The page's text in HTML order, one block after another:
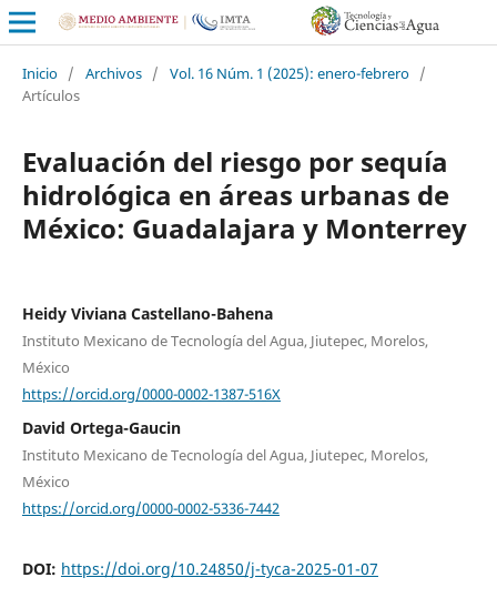
Inicio / Archivos / Vol. 16 Núm. 1 (2025): enero-febrero /
Artículos
Evaluación del riesgo por sequía
hidrológica en áreas urbanas de
México: Guadalajara y Monterrey
Heidy Viviana Castellano-Bahena
Instituto Mexicano de Tecnología del Agua, Jiutepec, Morelos,
México
https://orcid.org/0000-0002-1387-516X
David Ortega-Gaucin
Instituto Mexicano de Tecnología del Agua, Jiutepec, Morelos,
México
https://orcid.org/0000-0002-5336-7442
DOI: https://doi.org/10.24850/j-tyca-2025-01-07